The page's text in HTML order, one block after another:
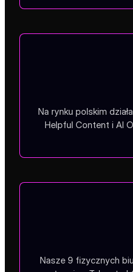
Na rynku polskim
Helpful Content i AI
Nasze 9 fizycznych